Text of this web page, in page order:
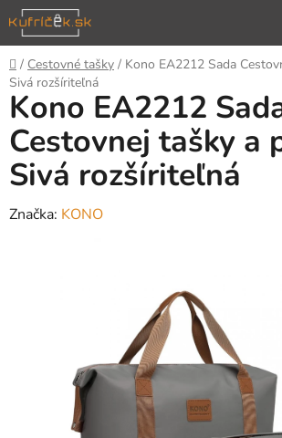
Prejsť
na
obsah
Domov
/ Cestovné tašky / Kono EA2212 Sada
Sivá rozšíriteľná
Kono EA2212
Cestovnej tašky a
Sivá rozšíriteľná
Značka: KONO